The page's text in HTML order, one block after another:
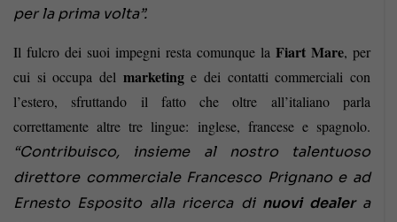
per la prima volta”.
Il fulcro dei suoi impegni resta comunque la Fiart Mare, per
cui si occupa del marketinge dei contatti commerciali con
l’estero, sfruttando il fatto che oltre all’italiano parla
correttamente altre tre lingue: inglese, francese e spagnolo.
“Contribuisco, insieme al nostro talentuoso
direttore commerciale Francesco Prignano e ad
Ernesto Esposito alla ricerca di nuovi dealera